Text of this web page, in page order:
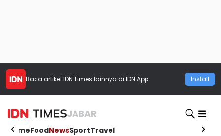
Baca artikel IDN Times lainnya di IDN App Install
JABAR
HomeFoodNewsSportTravel